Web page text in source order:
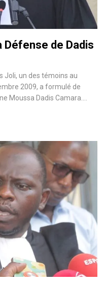
de Dadis
Joli, un des témoins au
2009, a formulé de
Moussa Dadis Camara.…